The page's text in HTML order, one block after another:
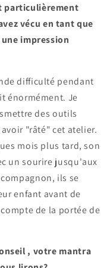
particulièrement
vécu en tant que
impression
difficulté pendant
énormément. Je
des outils
"râté" cet atelier.
mois plus tard, son
un sourire jusqu'aux
ils se
enfant avant de
de la portée de
, votre mantra